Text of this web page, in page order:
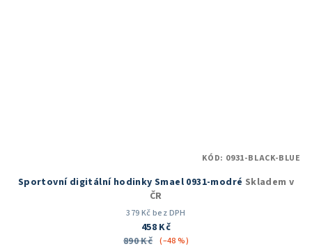
Sportovní digitální hodinky Smael 0931-modré Skladem v
ČR
379 Kč bez DPH
458 Kč
890 Kč (–48 %)
KÓD: 0931-BLACK-BLUE